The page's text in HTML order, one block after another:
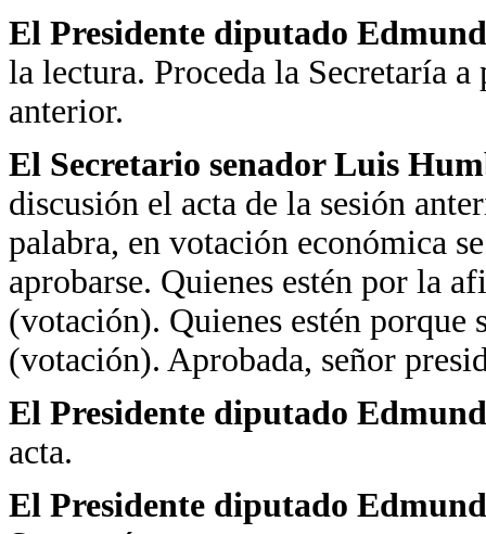
El Presidente diputado
la lectura. Proceda la Secretaría
anterior.
El Secretario senador Luis
discusión el acta de la sesión
palabra, en votación económica
aprobarse. Quienes estén por la
(votación). Quienes estén porque
(votación). Aprobada, señor
El Presidente diputado
acta.
El Presidente diputado